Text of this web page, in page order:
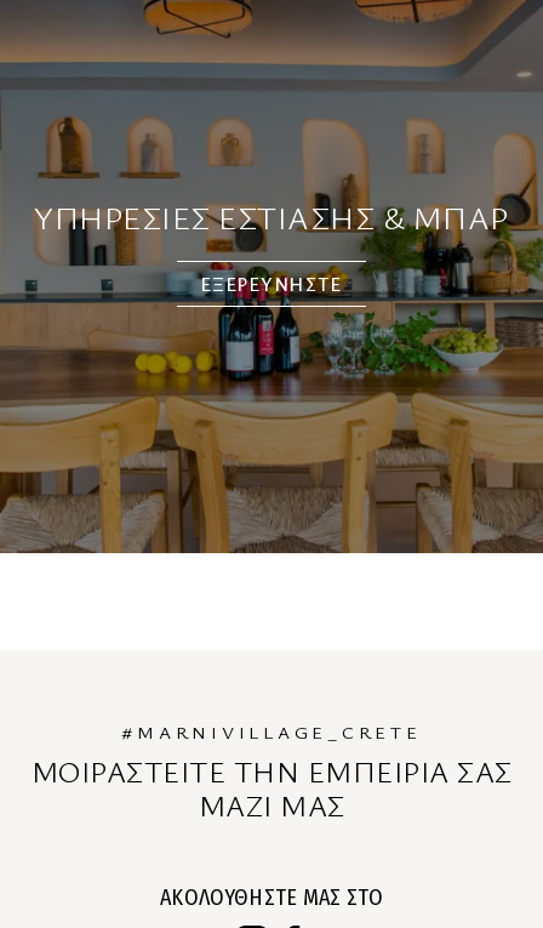
ΥΠΗΡΕΣΊΕΣ ΕΣΤΊΑΣΗΣ & ΜΠΑΡ
ΕΞΕΡΕΥΝΗΣΤΕ
#MARNIVILLAGE_CRETE
ΜΟΙΡΑΣΤΕΙΤΕ ΤΗΝ ΕΜΠΕΙΡΙΑ ΣΑΣ
ΜΑΖΙ ΜΑΣ
ΑΚΟΛΟΥΘΗΣΤΕ ΜΑΣ ΣΤΟ